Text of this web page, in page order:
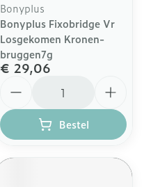
Bonyplus
Bonyplus Fixobridge Vr
Losgekomen Kronen-
bruggen7g
€ 29,06
Bestel